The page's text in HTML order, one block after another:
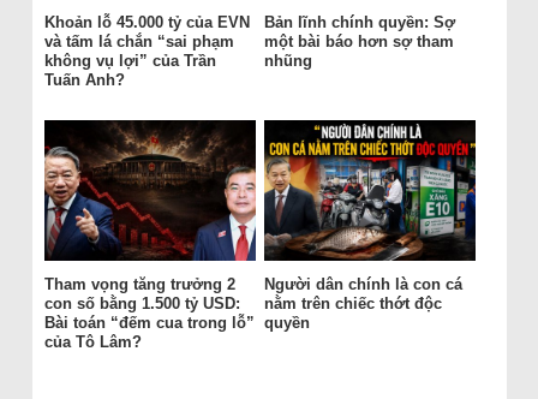
Khoản lỗ 45.000 tỷ của EVN
và tấm lá chắn “sai phạm
không vụ lợi” của Trần
Tuấn Anh?
Bản lĩnh chính quyền: Sợ
một bài báo hơn sợ tham
nhũng
Tham vọng tăng trưởng 2
con số bằng 1.500 tỷ USD:
Bài toán “đếm cua trong lỗ”
của Tô Lâm?
Người dân chính là con cá
nằm trên chiếc thớt độc
quyền